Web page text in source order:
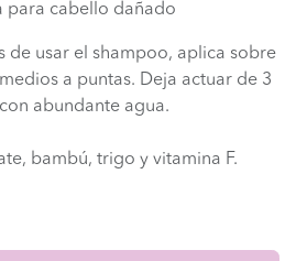
para cabello dañado
de usar el shampoo, aplica sobre
a puntas. Deja actuar de 3
abundante agua.
bambú, trigo y vitamina F.